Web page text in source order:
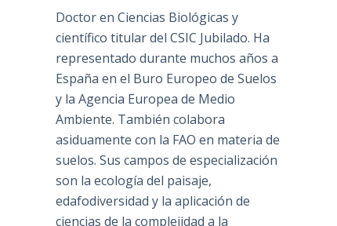
Doctor en Ciencias Biológicas y
científico titular del CSIC Jubilado. Ha
representado durante muchos años a
España en el Buro Europeo de Suelos
y la Agencia Europea de Medio
Ambiente. También colabora
asiduamente con la FAO en materia de
suelos. Sus campos de especialización
son la ecología del paisaje,
edafodiversidad y la aplicación de
ciencias de la complejidad a la